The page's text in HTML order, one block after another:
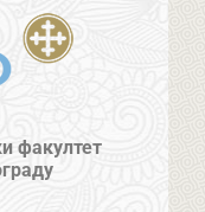
факултет